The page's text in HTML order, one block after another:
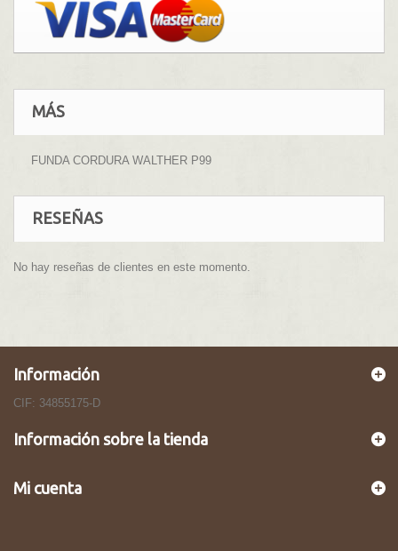
MÁS
FUNDA CORDURA WALTHER P99
RESEÑAS
No hay reseñas de clientes en este momento.
Información
CIF: 34855175-D
Información sobre la tienda
Mi cuenta